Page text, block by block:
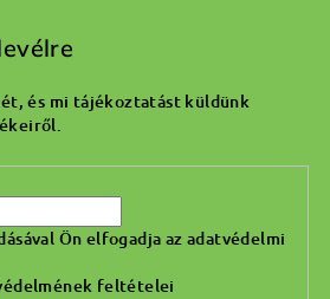
és mi tájékoztatást küldünk
Ön elfogadja az adatvédelmi
feltételei